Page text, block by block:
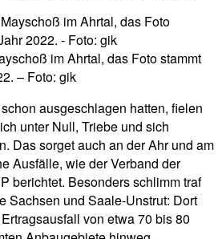
im Ahrtal, das Foto stammt
– Foto: gik
ausgeschlagen hatten, fielen
unter Null, Triebe und sich
Das sorget auch an der Ahr und am
Ausfälle, wie der Verband der
berichtet. Besonders schlimm traf
Sachsen und Saale-Unstrut: Dort
von etwa 70 bis 80